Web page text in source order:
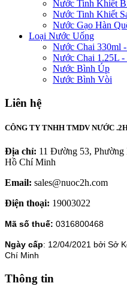
Nước Tinh Khiết
Nước Tinh Khiết
Nước Gạo Hàn
Loại Nước Uống
Nước Chai 330ml
Nước Chai 1.25L -
Nước Bình Úp
Nước Bình Vòi
Liên hệ
CÔNG TY TNHH TMDV NƯỚC
Địa chỉ: 11 Đường 53, Phường
Hồ Chí Minh
Email: sales@nuoc2h.com
Điện thoại: 19003022
Mã số thuế: 0316800468
Ngày cấp: 12/04/2021 bởi Sở
Chí Minh
Thông tin